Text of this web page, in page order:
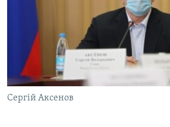
Сергій Аксенов